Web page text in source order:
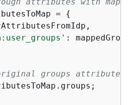
attributes with
= {
:
groups attribute